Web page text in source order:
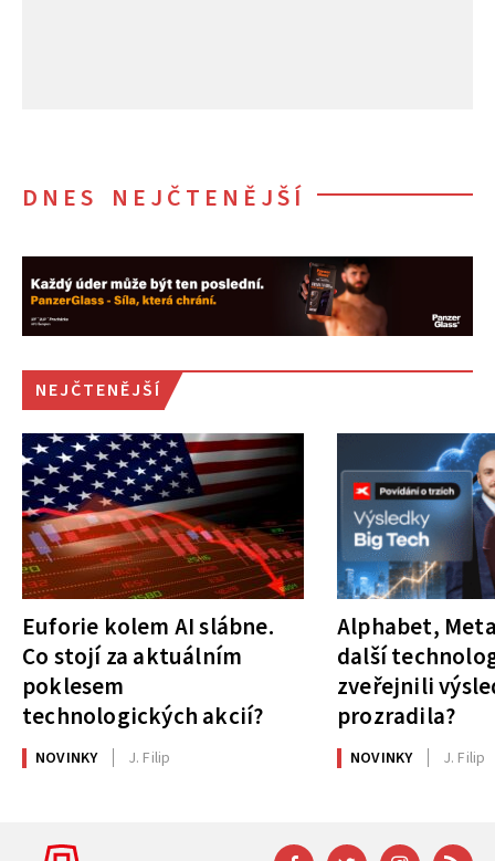
DNES NEJČTENĚJŠÍ
NEJČTENĚJŠÍ
Euforie kolem AI slábne.
Co stojí za aktuálním
poklesem
technologických akcií?
NOVINKY J. Filip
Alphabet,
další
zveřejnili
prozradila?
NOVINKY J. Filip